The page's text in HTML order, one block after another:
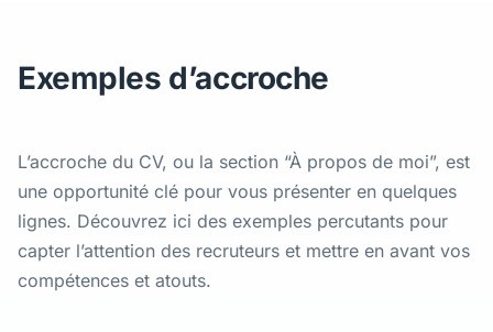
Exemples d’accroche
L’accroche du CV, ou la section “À propos de moi”, est
une opportunité clé pour vous présenter en quelques
lignes. Découvrez ici des exemples percutants pour
capter l’attention des recruteurs et mettre en avant vos
compétences et atouts.